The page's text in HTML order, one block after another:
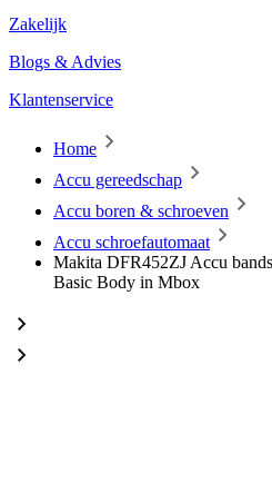
Zakelijk
Blogs & Advies
Klantenservice
Home
Accu gereedschap
Accu boren & schroeven
Accu schroefautomaat
Makita DFR452ZJ Accu
Basic Body in Mbox